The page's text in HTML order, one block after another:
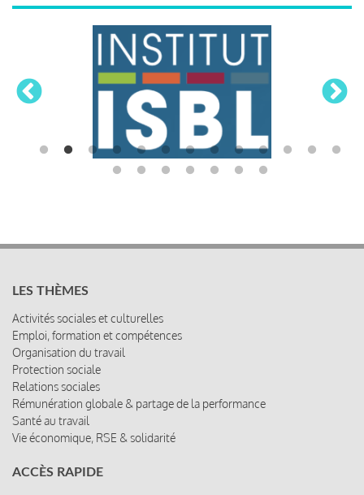
LES THÈMES
Activités sociales et culturelles
Emploi, formation et compétences
Organisation du travail
Protection sociale
Relations sociales
Rémunération globale & partage de la performance
Santé au travail
Vie économique, RSE & solidarité
ACCÈS RAPIDE